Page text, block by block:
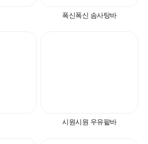
폭신폭신 솜사탕바
시원시원 우유팥바